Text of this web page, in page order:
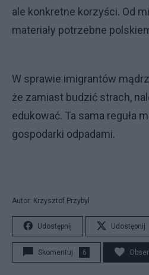
ale konkretne korzyści. Od
materiały potrzebne
W sprawie imigrantów
że zamiast budzić strach,
edukować. Ta sama reguła
gospodarki odpadami.
Autor: Krzysztof Przybyl
Udostępnij Udostępnij
Skomentuj 6